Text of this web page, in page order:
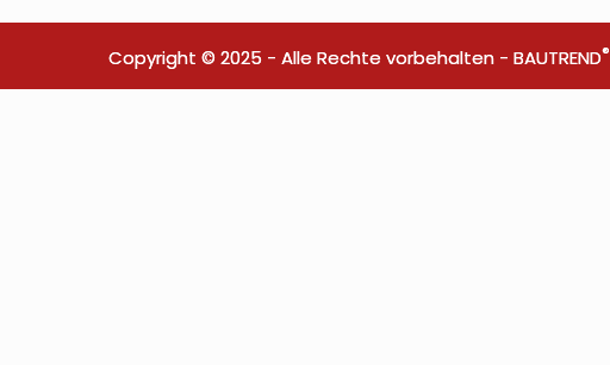
Copyright © 2025 - Alle Rechte vorbehalten - BAUTREND®